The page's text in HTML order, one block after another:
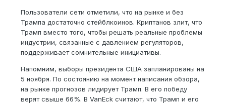
Пользователи сети отметили, что на рынке и без
Трампа достаточно стейблкоинов. Криптанов злит, что
Трамп вместо того, чтобы решать реальные проблемы
индустрии, связанные с давлением регуляторов,
поддерживает сомнительные инициативы.
Напомним, выборы президента США запланированы на
5 ноября. По состоянию на момент написания обзора,
на рынке прогнозов лидирует Трамп. В его победу
верят свыше 66%. В VanEck считают, что Трамп и его